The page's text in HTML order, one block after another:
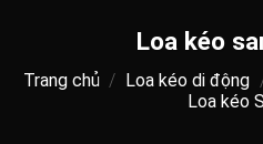
Loa kéo
Trang chủ / Loa kéo di động
Loa kéo